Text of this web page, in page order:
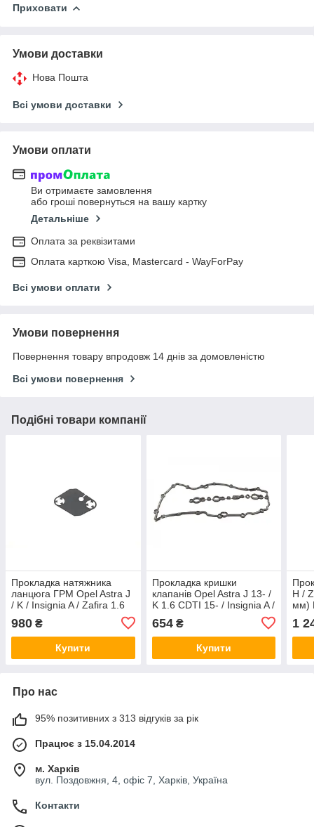
Приховати
Умови доставки
Нова Пошта
Всі умови доставки
Умови оплати
Ви отримаєте замовлення
або гроші повернуться на вашу картку
Детальніше
Оплата за реквізитами
Оплата карткою Visa, Mastercard - WayForPay
Всі умови оплати
Умови повернення
Повернення товару впродовж 14 днів за домовленістю
Всі умови повернення
Подібні товари компанії
Прокладка натяжника
ланцюга ГРМ Opel Astra J
/ K / Insignia A / Zafira 1.6
181945
980 ₴
Купити
Прокладка кришки
клапанів Opel Astra J 13- /
K 1.6 CDTI 15- / Insignia A /
811670
654₴
Купити
H /
мм)
1
Про нас
95% позитивних з 313 відгуків за рік
Працює з 15.04.2014
м. Харків
вул. Поздовжня, 4, офіс 7, Харків, Україна
Контакти